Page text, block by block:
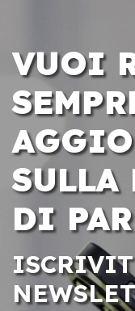
VUOI
DI